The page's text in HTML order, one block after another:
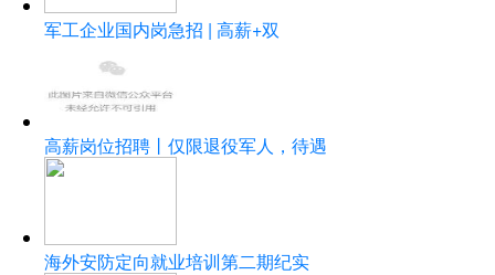
军工企业国内岗急招 | 高薪+双
高薪岗位招聘丨仅限退役军人，待遇
海外安防定向就业培训第二期纪实